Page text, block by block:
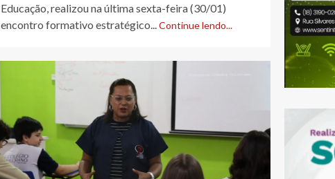
Educação, realizou na última sexta-feira (30/01)
encontro formativo estratégico... Continue lendo...